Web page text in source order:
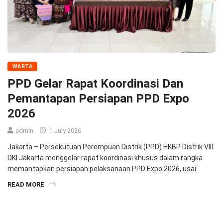
WARTA
PPD Gelar Rapat Koordinasi Dan
Pemantapan Persiapan PPD Expo
2026
admin 1 July 2026
Jakarta – Persekutuan Perempuan Distrik (PPD) HKBP Distrik VIII
DKI Jakarta menggelar rapat koordinasi khusus dalam rangka
memantapkan persiapan pelaksanaan PPD Expo 2026, usai
READ MORE